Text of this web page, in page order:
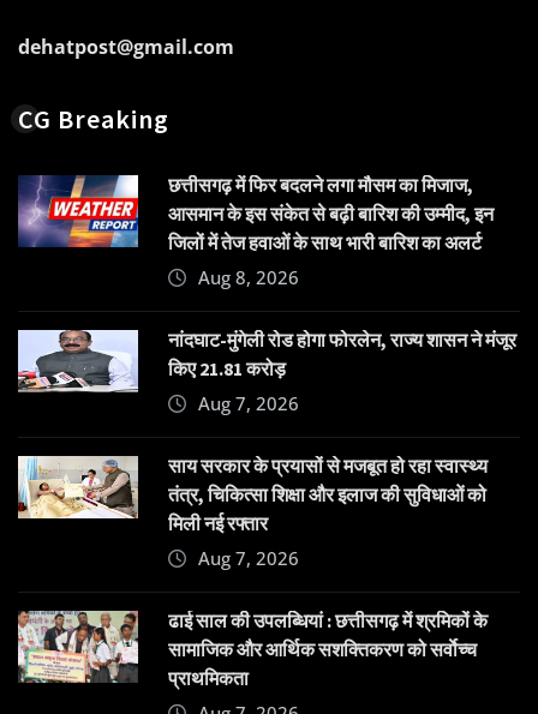
dehatpost@gmail.com
CG Breaking
छत्तीसगढ़ में फिर बदलने लगा मौसम का मिजाज,
आसमान के इस संकेत से बढ़ी बारिश की उम्मीद, इन
जिलों में तेज हवाओं के साथ भारी बारिश का अलर्ट
Aug 8, 2026
नांदघाट-मुंगेली रोड होगा फोरलेन, राज्य शासन ने मंजूर
किए 21.81 करोड़
Aug 7, 2026
साय सरकार के प्रयासों से मजबूत हो रहा स्वास्थ्य
तंत्र, चिकित्सा शिक्षा और इलाज की सुविधाओं को
मिली नई रफ्तार
Aug 7, 2026
ढाई साल की उपलब्धियां : छत्तीसगढ़ में श्रमिकों के
सामाजिक और आर्थिक सशक्तिकरण को सर्वाेच्च
प्राथमिकता